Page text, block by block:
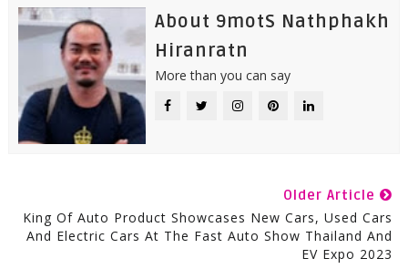
About 9motS Nathphakh
Hiranratn
More than you can say
Older Article
King Of Auto Product Showcases New Cars, Used Cars
And Electric Cars At The Fast Auto Show Thailand And
EV Expo 2023